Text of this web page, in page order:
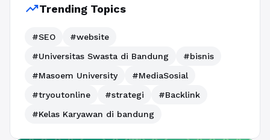
trending_upTrending Topics
#SEO
#website
#Universitas Swasta di Bandung
#bisnis
#Masoem University
#MediaSosial
#tryoutonline
#strategi
#Backlink
#Kelas Karyawan di bandung